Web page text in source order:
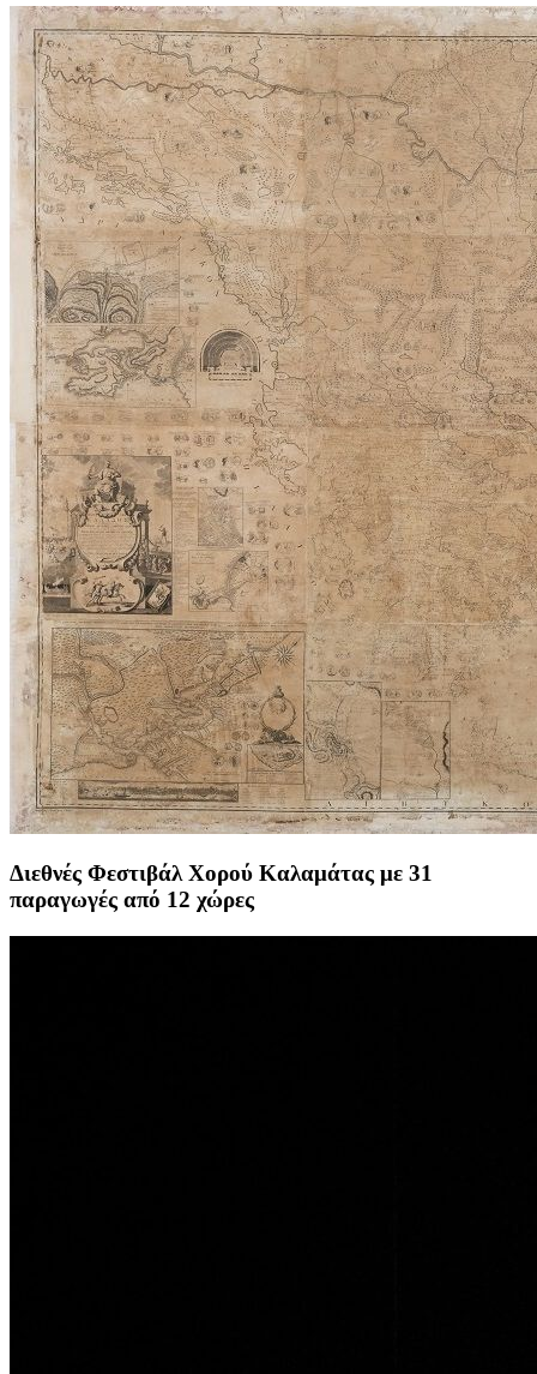
Διεθνές Φεστιβάλ Χορού Καλαμάτας με 31
παραγωγές από 12 χώρες